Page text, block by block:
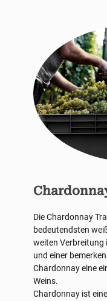
Die Chardonnay
bedeutendsten
weiten Verbreitung
und einer
Chardonnay eine
Weins.
Chardonnay ist